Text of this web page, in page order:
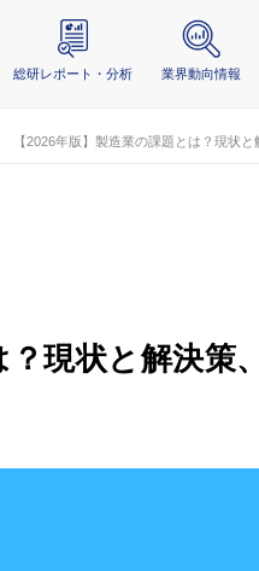
総研レポート・分析 業界動向情報
【2026年版】製造業の課題とは？現状
？現状と解決策